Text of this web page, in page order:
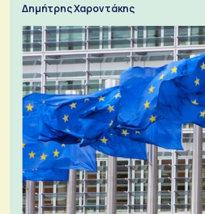
Δημήτρης Χαροντάκης